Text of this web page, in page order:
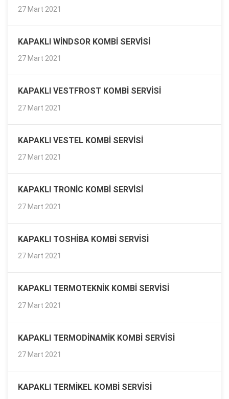
27 Mart 2021
KAPAKLI WINDSOR KOMBI SERVISI
27 Mart 2021
KAPAKLI VESTFROST KOMBI SERVISI
27 Mart 2021
KAPAKLI VESTEL KOMBI SERVISI
27 Mart 2021
KAPAKLI TRONIC KOMBI SERVISI
27 Mart 2021
KAPAKLI TOSHIBA KOMBI SERVISI
27 Mart 2021
KAPAKLI TERMOTEKNIK KOMBI SERVISI
27 Mart 2021
KAPAKLI TERMODINAMIK KOMBI SERVISI
27 Mart 2021
KAPAKLI TERMIKEL KOMBI SERVISI